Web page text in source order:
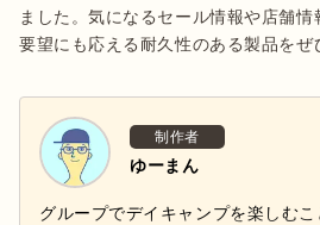
ました。気になるセール情報や店舗
要望にも応える耐久性のある製品をぜ
制作者
ゆーまん
グループでデイキャンプを楽しむ